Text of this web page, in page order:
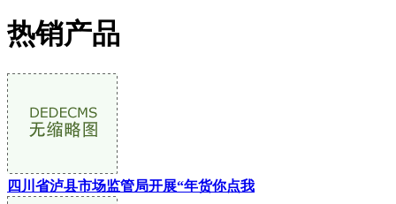
热销产品
四川省泸县市场监管局开展“年货你点我